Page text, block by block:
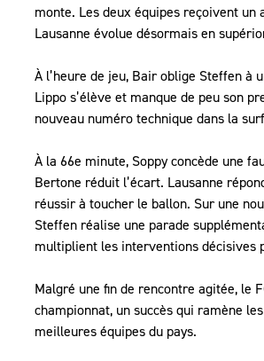
monte. Les deux équipes reçoivent un
Lausanne évolue désormais en
À l’heure de jeu, Bair oblige Steffen à
Lippo s’élève et manque de peu son
nouveau numéro technique dans la
À la 66e minute, Soppy concède une
Bertone réduit l’écart. Lausanne
réussir à toucher le ballon. Sur une
Steffen réalise une parade
multiplient les interventions décisives
Malgré une fin de rencontre agitée, le
championnat, un succès qui ramène
meilleures équipes du pays.